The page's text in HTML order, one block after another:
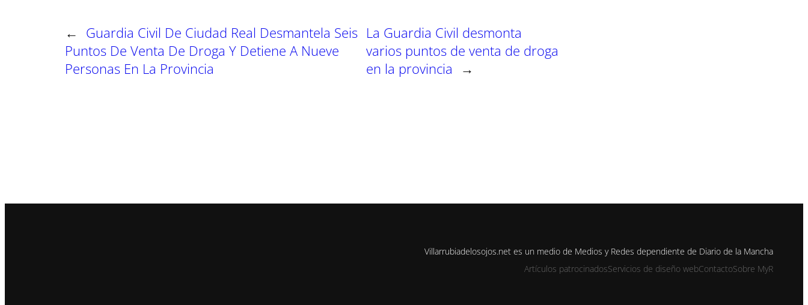
← Guardia Civil De Ciudad Real Desmantela Seis
Puntos De Venta De Droga Y Detiene A Nueve
Personas En La Provincia
La Guardia Civil desmonta
varios puntos de venta de droga
en la provincia
→
Villarrubiadelosojos.net es un medio de Medios y Redes dependiente de Diario de la Mancha
Artículos patrocinadosServicios de diseño webContactoSobre MyR